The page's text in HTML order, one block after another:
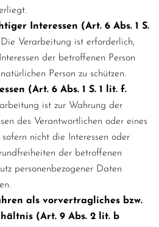
Interessen (Art. 6 Abs. 1 S.
Verarbeitung ist erforderlich,
der betroffenen Person
Person zu schützen.
(Art. 6 Abs. 1 S. 1 lit. f.
ist zur Wahrung der
des Verantwortlichen oder eines
nicht die Interessen oder
der betroffenen
personenbezogener Daten
als vorvertragliches bzw.
(Art. 9 Abs. 2 lit. b